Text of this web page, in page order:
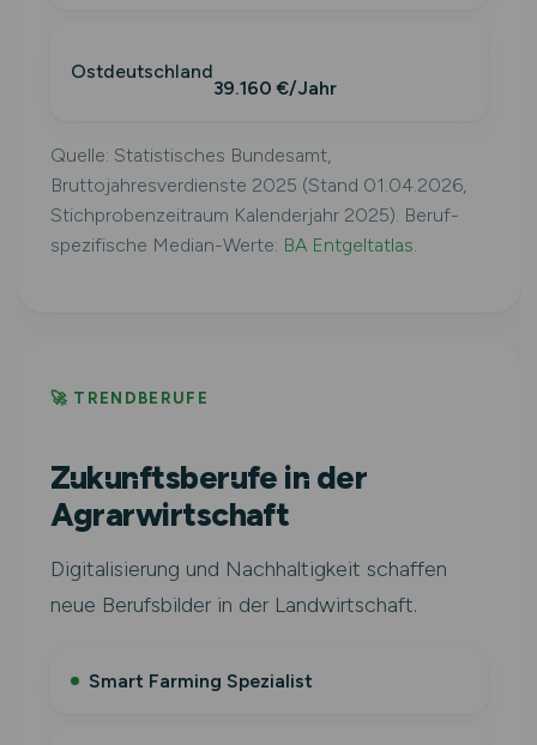
Ostdeutschland
39.160 €/Jahr
Quelle: Statistisches Bundesamt,
Bruttojahresverdienste 2025 (Stand 01.04.2026,
Stichprobenzeitraum Kalenderjahr 2025). Beruf-
spezifische Median-Werte: BA Entgeltatlas.
🚀 TRENDBERUFE
Zukunftsberufe in der
Agrarwirtschaft
Digitalisierung und Nachhaltigkeit schaffen
neue Berufsbilder in der Landwirtschaft.
Smart Farming Spezialist